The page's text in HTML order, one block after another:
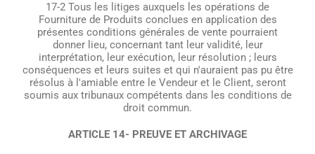
17-2 Tous les litiges auxquels les opérations de
Fourniture de Produits conclues en application des
présentes conditions générales de vente pourraient
donner lieu, concernant tant leur validité, leur
interprétation, leur exécution, leur résolution ; leurs
conséquences et leurs suites et qui n'auraient pas pu être
résolus à l'amiable entre le Vendeur et le Client, seront
soumis aux tribunaux compétents dans les conditions de
droit commun.
ARTICLE 14- PREUVE ET ARCHIVAGE